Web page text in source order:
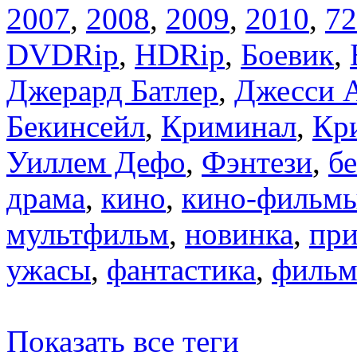
2007, 2008, 2009, 2010,
DVDRip, HDRip, Боевик,
Джерард Батлер, Джесси
Бекинсейл, Криминал,
Уиллем Дефо, Фэнтези,
драма, кино, кино-
мультфильм, новинка,
ужасы, фантастика, фильм
Показать все теги